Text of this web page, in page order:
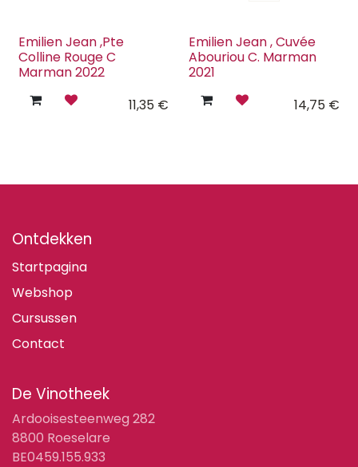
Emilien Jean ,Pte
Colline Rouge C
Marman 2022
11,35 €
Emilien Jean , Cuvée
Abouriou C. Marman
2021
14,75€
Ontdekken
Startpagina
Webshop
Cursussen
Contact
De Vinotheek
Ardooisesteenweg 282
8800 Roeselare
BE0459.155.933